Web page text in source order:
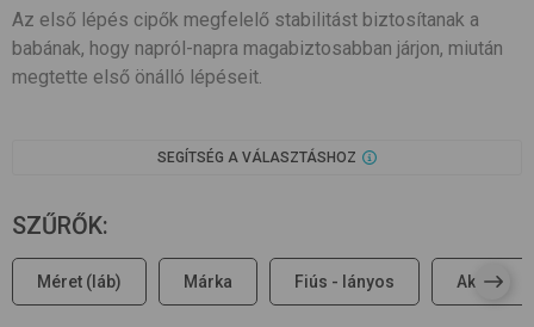
Az első lépés cipők megfelelő stabilitást biztosítanak a
babának, hogy napról-napra magabiztosabban járjon, miután
megtette első önálló lépéseit.
SEGÍTSÉG A VÁLASZTÁSHOZ
SZŰRŐK:
Méret (láb) Márka Fiús - lányos Akciós